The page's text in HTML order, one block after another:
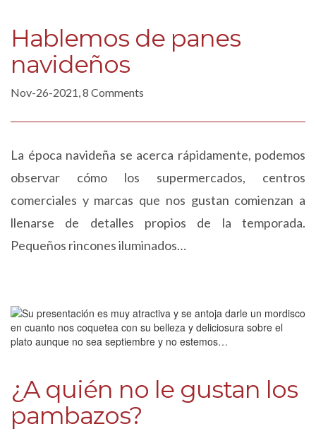
Hablemos de panes
navideños
Nov-26-2021, 8 Comments
La época navideña se acerca rápidamente, podemos
observar cómo los supermercados, centros
comerciales y marcas que nos gustan comienzan a
llenarse de detalles propios de la temporada.
Pequeños rincones iluminados…
¿A quién no le gustan los
pambazos?